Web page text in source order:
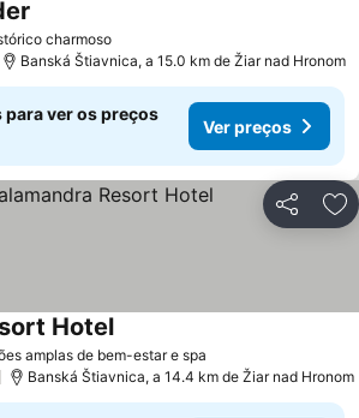
charmosoVer preços
Banská Štiavnica, a 15.0 km de Žiar nad Hronom
para ver os preços
Ver preços
Partilhar
amplas de bem-estar e spa
HotelVer preços
Banská Štiavnica, a 14.4 km de Žiar nad Hronom